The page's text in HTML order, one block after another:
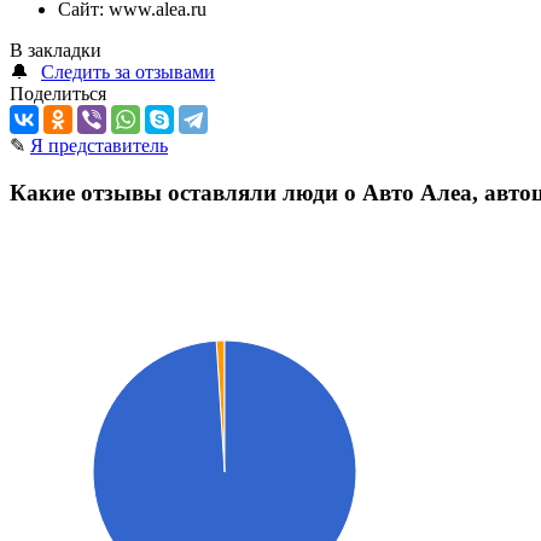
Сайт: www.alea.ru
В закладки
🔔
Следить за отзывами
Поделиться
✎ Я представитель
Какие отзывы оставляли люди о Авто Алеа,